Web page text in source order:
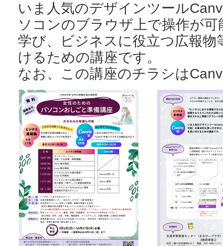
いま人気のデザインツール
ソコンのブラウザ上で操作が
学び、ビジネスに役立つ広報
けるための講座です。
なお、この講座のチラシは